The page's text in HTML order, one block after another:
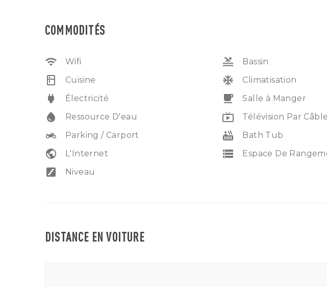
Pas de sous-location
COMMODITÉS
wifi Wifi pool Bassin
kitchen Cuisine ac_unit Climatisation
power Électricité free_breakfast Salle à Manger
water_drop Ressource D'eau live_tv Télévision Par Câble
two_wheeler Parking / Carport hot_tub Bath Tub
public L'Internet storage Espace De
stairs Niveau
DISTANCE EN VOITURE